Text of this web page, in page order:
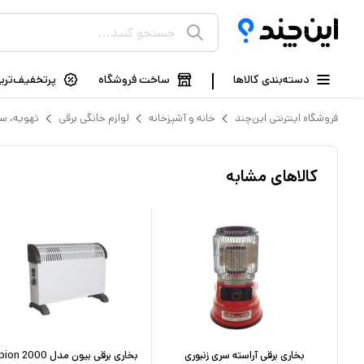
دسته‌بندی کالاها ساخت فروشگاه
فروشگاه اینترنتی این‌چند خانه و آشپزخانه لوازم خانگی برقی تهویه،
کالاهای مشابه
بخاری برقی آراسته سری زنبوری بخاری برقی بیون مدل 2000 bion